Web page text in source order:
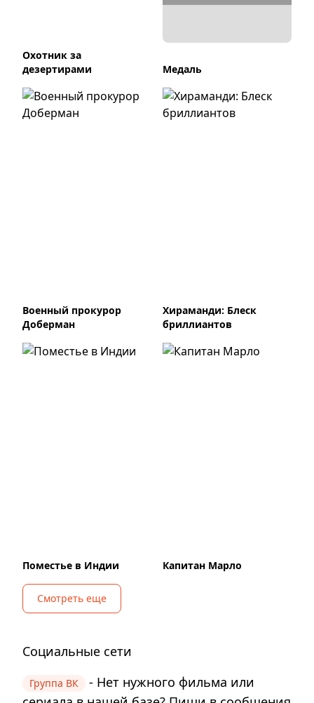
Охотник за
дезертирами
Медаль
Военный прокурор
Доберман
Хираманди: Блеск
бриллиантов
Поместье в Индии Капитан Марло
Смотреть еще
Социальные сети
Группа ВК
- Нет нужного фильма или